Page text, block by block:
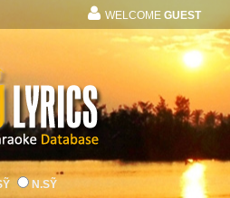
WELCOME GUEST
N.SỸ